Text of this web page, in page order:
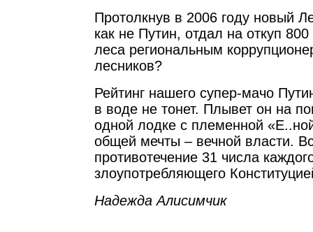
Протолкнув в 2006 году новый
как не Путин, отдал на откуп
леса региональным
лесников?
Рейтинг нашего супер-мачо
в воде не тонет. Плывет он на
одной лодке с племенной
общей мечты – вечной власти.
противотечение 31 числа
злоупотребляющего
Надежда Алисимчик